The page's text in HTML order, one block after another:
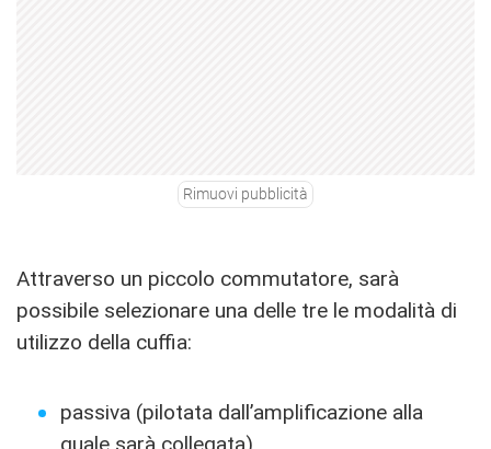
Rimuovi pubblicità
Attraverso un piccolo commutatore, sarà
possibile selezionare una delle tre le modalità di
utilizzo della cuffia:
passiva (pilotata dall’amplificazione alla